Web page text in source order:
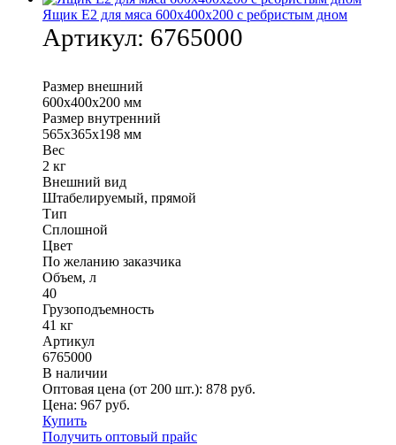
Ящик Е2 для мяса 600х400х200 с ребристым дном
Артикул: 6765000
Размер внешний
600х400х200 мм
Размер внутренний
565х365х198 мм
Вес
2 кг
Внешний вид
Штабелируемый, прямой
Тип
Сплошной
Цвет
По желанию заказчика
Объем, л
40
Грузоподъемность
41 кг
Артикул
6765000
В наличии
Оптовая цена (от 200 шт.): 878 руб.
Цена: 967 руб.
Купить
Получить оптовый прайс